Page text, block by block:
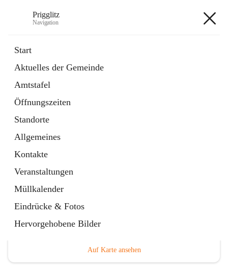
Prigglitz
Navigation
Start
Aktuelles der Gemeinde
Amtstafel
Öffnungszeiten
Standorte
Allgemeines
Kontakte
Veranstaltungen
Müllkalender
Eindrücke & Fotos
Hervorgehobene Bilder
Externe Webseite
in
Tab
Gemeindezeitung
Ordner
öffnet
in
neuem
Tab
Hauptadresse
Auf Karte ansehen